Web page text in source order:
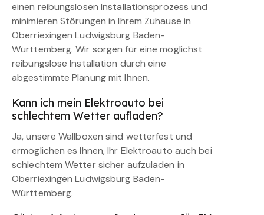
einen reibungslosen Installationsprozess und
minimieren Störungen in Ihrem Zuhause in
Oberriexingen Ludwigsburg Baden-
Württemberg. Wir sorgen für eine möglichst
reibungslose Installation durch eine
abgestimmte Planung mit Ihnen.
Kann ich mein Elektroauto bei
schlechtem Wetter aufladen?
Ja, unsere Wallboxen sind wetterfest und
ermöglichen es Ihnen, Ihr Elektroauto auch bei
schlechtem Wetter sicher aufzuladen in
Oberriexingen Ludwigsburg Baden-
Württemberg.